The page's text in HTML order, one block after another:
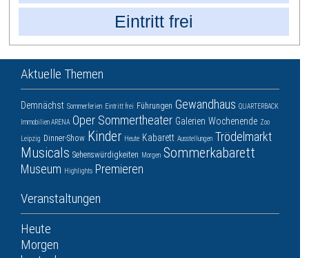
Eintritt frei
Aktuelle Themen
Demnächst Sommerferien Eintritt frei Führungen Gewandhaus QUARTERBACK
Immobilien ARENA Oper Sommertheater Galerien Wochenende Zoo
Leipzig Dinner-Show Kinder Heute Kabarett Ausstellungen Trödelmarkt
Musicals Sehenswürdigkeiten Morgen Sommerkabarett
Museum Highlights Premieren
Veranstaltungen
Heute
Morgen